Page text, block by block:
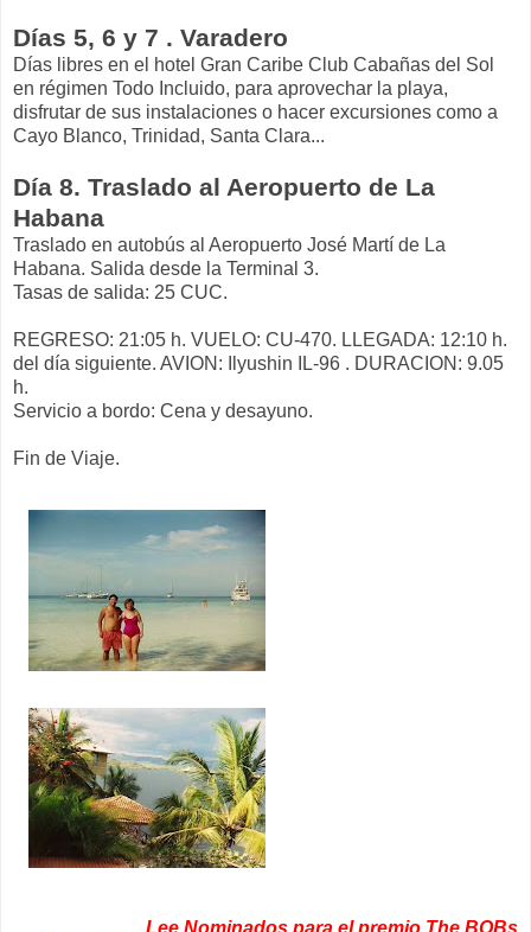
Días 5, 6 y 7 . Varadero
Días libres en el hotel Gran Caribe Club Cabañas del Sol
en régimen Todo Incluido, para aprovechar la playa,
disfrutar de sus instalaciones o hacer excursiones como a
Cayo Blanco, Trinidad, Santa Clara...
Día 8. Traslado al Aeropuerto de La
Habana
Traslado en autobús al Aeropuerto José Martí de La
Habana. Salida desde la Terminal 3.
Tasas de salida: 25 CUC.
REGRESO: 21:05 h. VUELO: CU-470. LLEGADA: 12:10 h.
del día siguiente. AVION: Ilyushin IL-96 . DURACION: 9.05
h.
Servicio a bordo: Cena y desayuno.
Fin de Viaje.
Lee Nominados para el premio The BOBs